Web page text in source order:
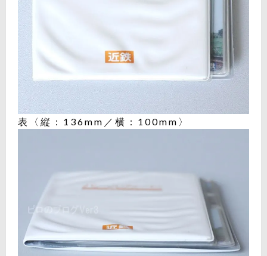
表〈縦：136mm／横：100mm〉